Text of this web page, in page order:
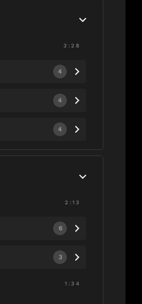
3:28
4
4
4
2:13
6
3
1:34